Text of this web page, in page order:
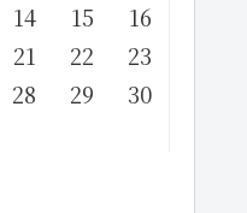
14 15
16
21 22
23
28 29
30